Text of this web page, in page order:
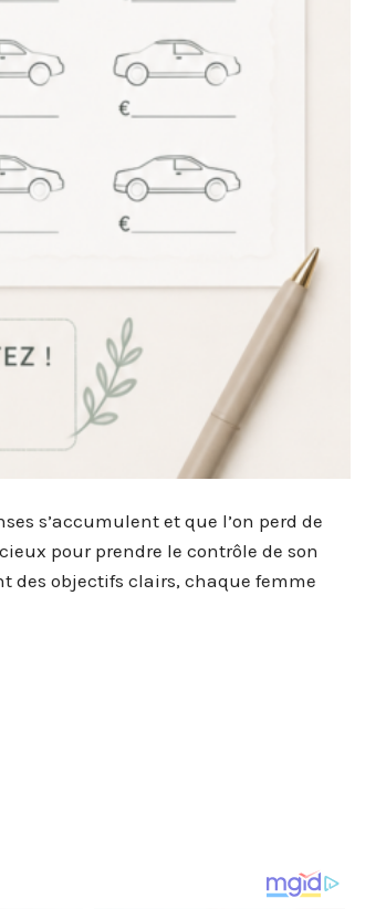
s’accumulent et que l’on perd de
pour prendre le contrôle de son
des objectifs clairs, chaque femme